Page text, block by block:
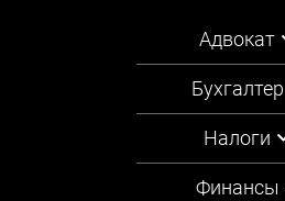
Адвокат
Бухгалтер
Налоги
Финансы